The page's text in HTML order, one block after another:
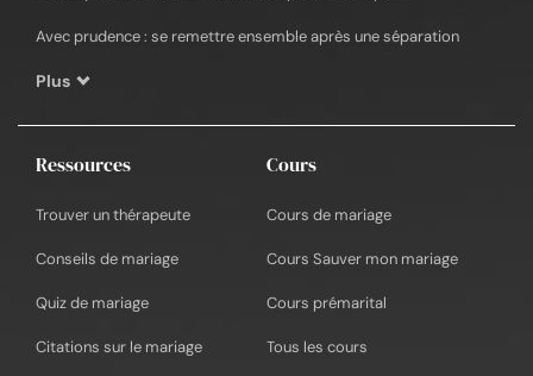
Avec prudence : se remettre ensemble après une séparation
Plus
Ressources
Trouver un thérapeute
Conseils de mariage
Quiz de mariage
Citations sur le mariage
Cours
Cours de mariage
Cours Sauver mon mariage
Cours prémarital
Tous les cours